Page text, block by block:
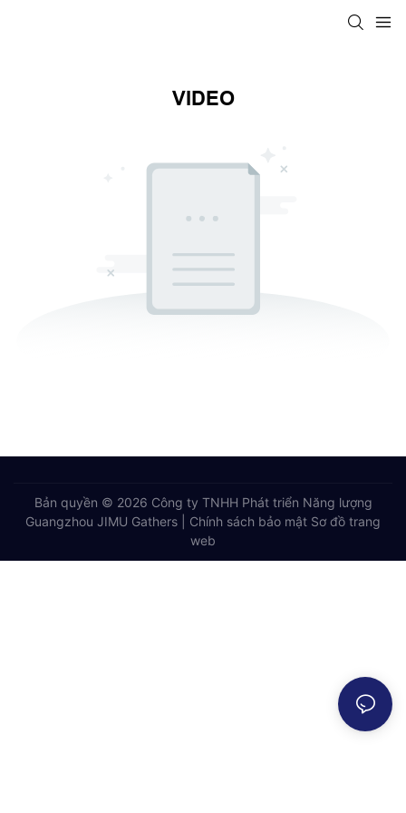
VIDEO
Bản quyền © 2026 Công ty TNHH Phát triển Năng lượng
Guangzhou JIMU Gathers |
Chính sách bảo mật Sơ đồ trang
web